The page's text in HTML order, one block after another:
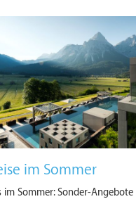
im Sommer
im Sommer: Sonder-Angebote